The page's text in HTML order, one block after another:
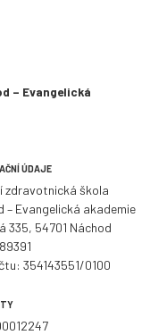
– Evangelická
ÚDAJE
zdravotnická škola
– Evangelická akademie
335, 54701 Náchod
354143551/0100